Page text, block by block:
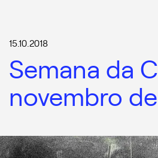
15.10.2018
Semana da
novembro